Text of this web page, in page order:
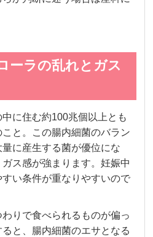
ーラの乱れとガス
に住む約100兆個以上とも
と。この腸内細菌のバラン
に産生する菌が優位にな
ス感が強まります。妊娠中
い条件が重なりやすいので
りで食べられるものが偏っ
と、腸内細菌のエサとなる